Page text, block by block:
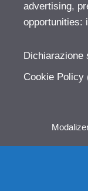
advertising,
opportunities:
Dichiarazione
Cookie Policy